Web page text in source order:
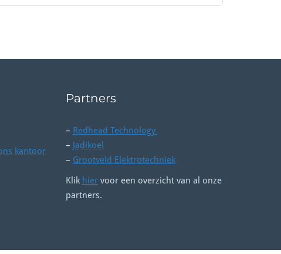
kantoor
Partners
– Redhead Technology
– Jadikoel
– Grootveld Elektrotechniek
Klik hiervoor een overzicht van al onze
partners.